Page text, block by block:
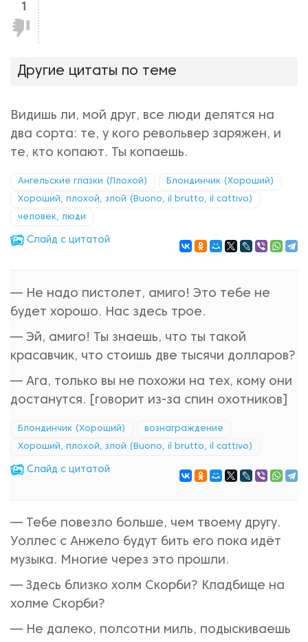
Не
нравится!
Другие цитаты по теме
Видишь ли, мой друг, все люди делятся на
два сорта: те, у кого револьвер заряжен, и
те, кто копают. Ты копаешь.
Ангельские глазки (Плохой) Блондинчик (Хороший)
Хороший, плохой, злой (Buono, il brutto, il cattivo)
человек, люди
Cлайд с цитатой
— Не надо пистолет, амиго! Это тебе не
будет хорошо. Нас здесь трое.
— Эй, амиго! Ты знаешь, что ты такой
красавчик, что стоишь две тысячи долларов?
— Ага, только вы не похожи на тех, кому они
достанутся. [говорит из-за спин охотников]
Блондинчик (Хороший) вознаграждение
Хороший, плохой, злой (Buono, il brutto, il cattivo)
Cлайд с цитатой
— Тебе повезло больше, чем твоему другу.
Уоллес с Анжело будут бить его пока идёт
музыка. Многие через это прошли.
— Здесь близко холм Скорби? Кладбище на
холме Скорби?
— Не далеко, полсотни миль, подыскиваешь